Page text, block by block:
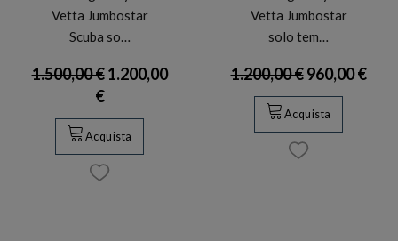
Vetta Jumbostar
Scuba so…
1.500,00 €1.200,00
€
Acquista
Vetta Jumbostar
solo tem…
1.200,00 €960,00 €
Acquista